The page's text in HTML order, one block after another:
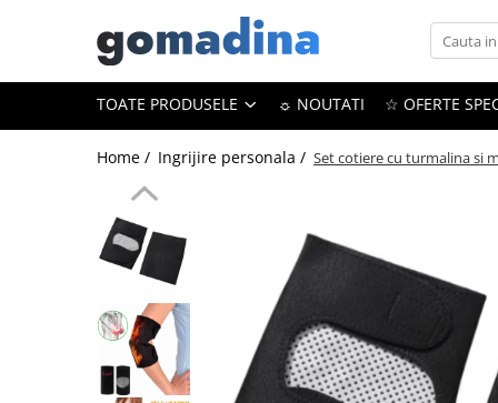
Toate Produsele
Trackere GPS
Portofele smart
Ingrijire personala
Aparate & Accesorii ingrijire
Articole Sanatate & Wellness
Cosmetice & Produse ingrijire
TOATE PRODUSELE ☼ NOUTATI ☆ OFERTE
Home / Ingrijire personala / Set cotiere cu turmalina si